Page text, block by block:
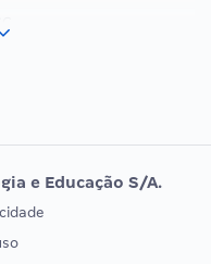
DE ORDEM
e Educação S/A.